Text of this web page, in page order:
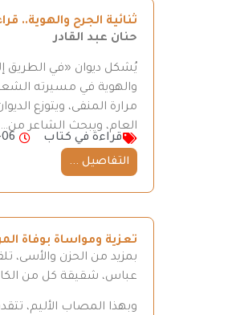
ثنائية الجرح
حنان عبد القادر
يُشكل ديوان «في الطريق
والهوية في مسيرته
مرارة المنفى، ويتوزع
العام، ويبحث الشاعر من…
قراءة في كتاب
التفاصيل ...
تعزية ومواساة بوفاة
بمزيد من الحزن والأسى،
عباس، شقيقة كل من
وبهذا المصاب الأليم،